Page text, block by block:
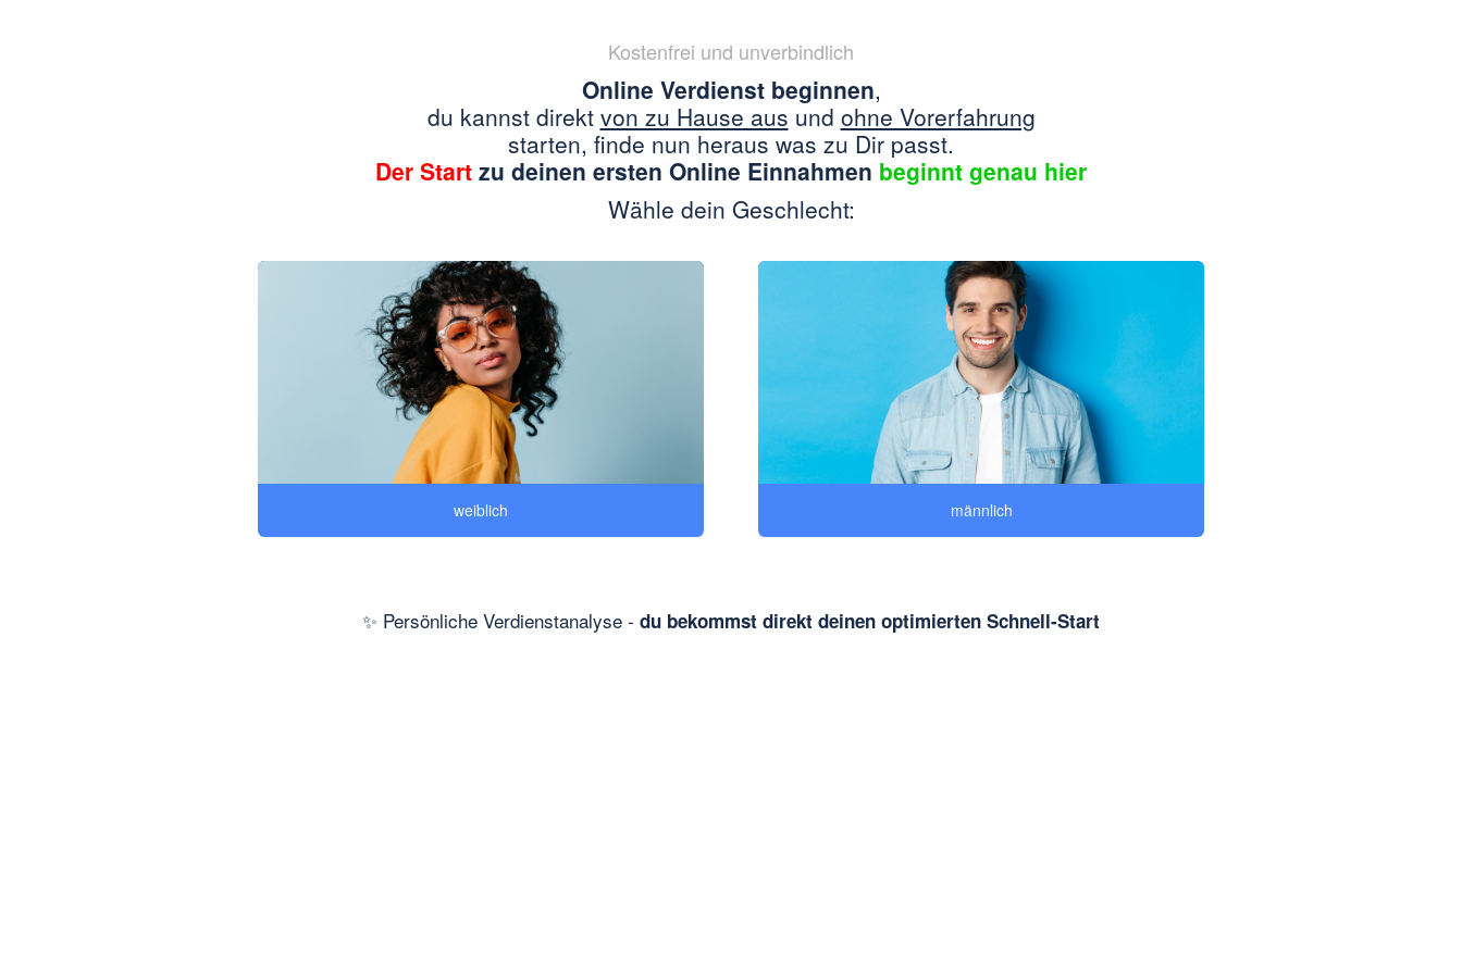
Kostenfrei und unverbindlich
Online Verdienst beginnen,
du kannst direkt von zu Hause aus und ohne Vorerfahrung
starten, finde nun heraus was zu Dir passt.
Der Start zu deinen ersten Online Einnahmen beginnt genau hier
Wähle dein Geschlecht:
weiblich männlich
✨ Persönliche Verdienstanalyse - du bekommst direkt deinen optimierten Schnell-Start